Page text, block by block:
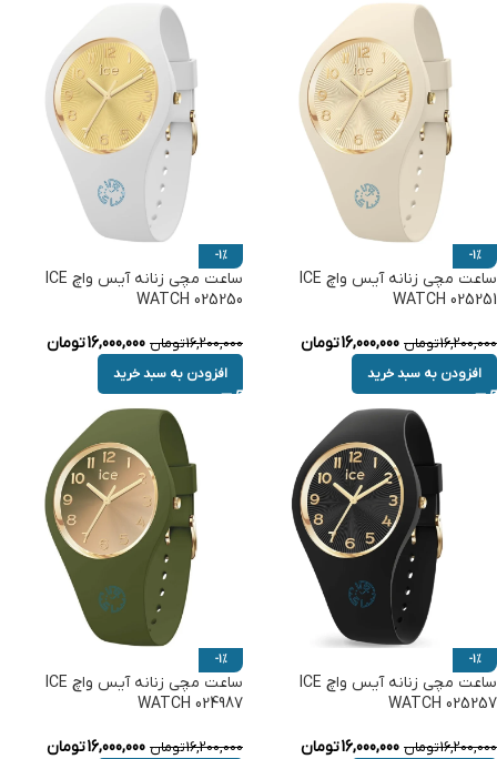
-1%
ساعت مچی زنانه آیس واچ ICE
WATCH 025251
16,200,000تومان 16,000,000تومان
افزودن به سبد خرید
-1%
ساعت مچی زنانه آیس واچ ICE
WATCH 025250
16,200,000تومان 16,000,000تومان
افزودن به سبد خرید
-1%
ساعت مچی زنانه آیس واچ ICE
WATCH 025257
16,200,000تومان 16,000,000تومان
-1%
ساعت مچی زنانه آیس واچ ICE
WATCH 024987
16,200,000تومان 16,000,000تومان